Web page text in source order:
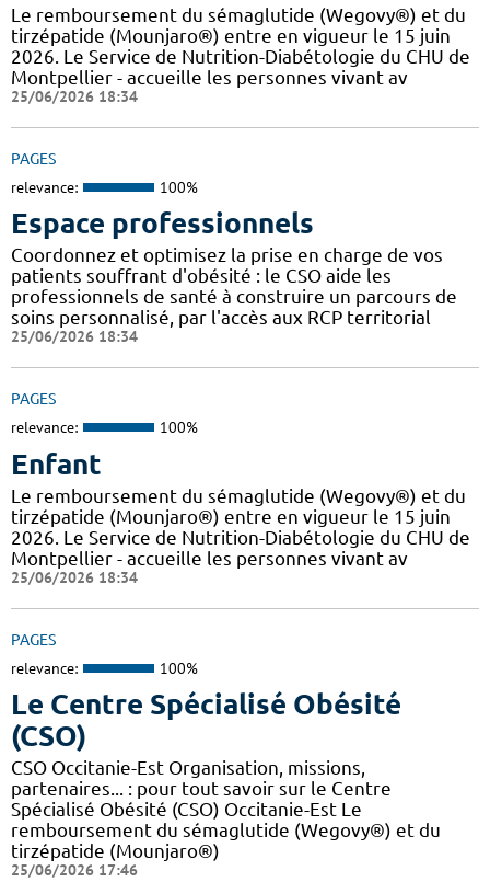
Le remboursement du sémaglutide (Wegovy®) et du
tirzépatide (Mounjaro®) entre en vigueur le 15 juin
2026. Le Service de Nutrition-Diabétologie du CHU de
Montpellier - accueille les personnes vivant av
25/06/2026 18:34
PAGES
relevance: 100%
Espace professionnels
Coordonnez et optimisez la prise en charge de vos
patients souffrant d'obésité : le CSO aide les
professionnels de santé à construire un parcours de
soins personnalisé, par l'accès aux RCP territorial
25/06/2026 18:34
PAGES
relevance: 100%
Enfant
Le remboursement du sémaglutide (Wegovy®) et du
tirzépatide (Mounjaro®) entre en vigueur le 15 juin
2026. Le Service de Nutrition-Diabétologie du CHU de
Montpellier - accueille les personnes vivant av
25/06/2026 18:34
PAGES
relevance: 100%
Le Centre Spécialisé Obésité
(CSO)
CSO Occitanie-Est Organisation, missions,
partenaires... : pour tout savoir sur le Centre
Spécialisé Obésité (CSO) Occitanie-Est Le
remboursement du sémaglutide (Wegovy®) et du
tirzépatide (Mounjaro®)
25/06/2026 17:46